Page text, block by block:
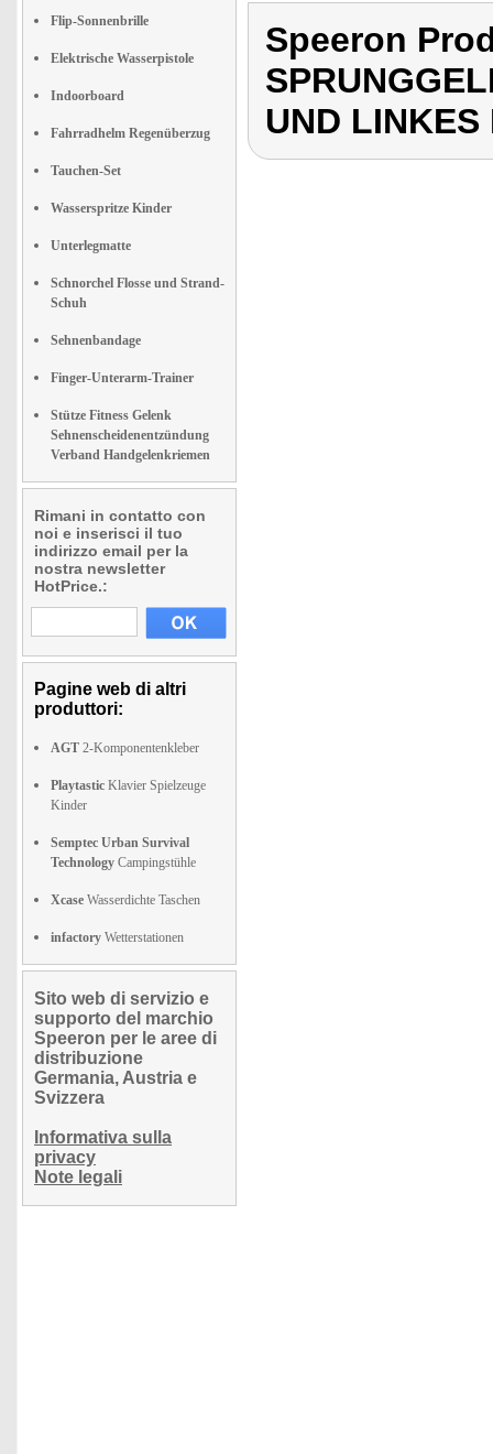
Flip-Sonnenbrille
Elektrische Wasserpistole
Indoorboard
Fahrradhelm Regenüberzug
Tauchen-Set
Wasserspritze Kinder
Unterlegmatte
Schnorchel Flosse und Strand-
Schuh
Sehnenbandage
Finger-Unterarm-Trainer
Stütze Fitness Gelenk
Sehnenscheidenentzündung
Verband Handgelenkriemen
Rimani in contatto con
noi e inserisci il tuo
indirizzo email per la
nostra newsletter
HotPrice.:
Pagine web di altri
produttori:
AGT 2-Komponentenkleber
Playtastic Klavier Spielzeuge
Kinder
Semptec Urban Survival
Technology Campingstühle
Xcase Wasserdichte Taschen
infactory Wetterstationen
Sito web di servizio e
supporto del marchio
Speeron per le aree di
distribuzione
Germania, Austria e
Svizzera
Informativa sulla
privacy
Note legali
Speeron
UND